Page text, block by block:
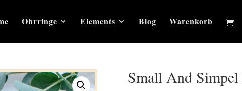
Ohrringe Elements Blog Warenkorb
Small And Simpel